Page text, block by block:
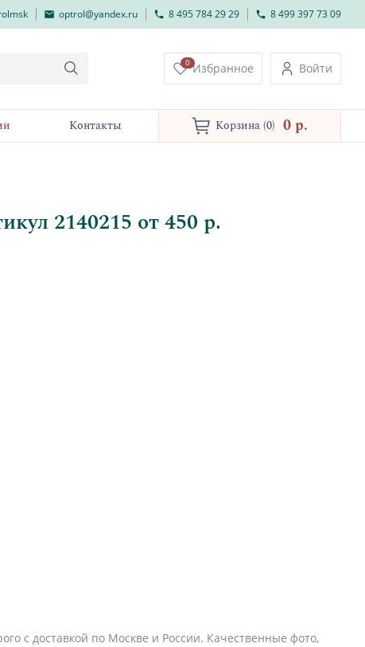
optrol@yandex.ru 8 495 784 29 29 8 499 397 73 09
0 Избранное Войти
Контакты Корзина (0) 0 p.
2140215 от 450 р.
с доставкой по Москве и России. Качественные фото,